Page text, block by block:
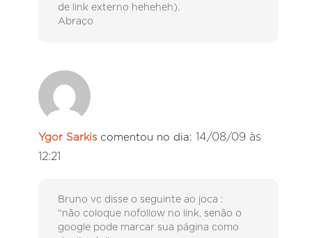
de link externo heheheh).
Abraço
Ygor Sarkis comentou no dia: 14/08/09 às
12:21
Bruno vc disse o seguinte ao joca :
“não coloque nofollow no link, senão o
google pode marcar sua página como